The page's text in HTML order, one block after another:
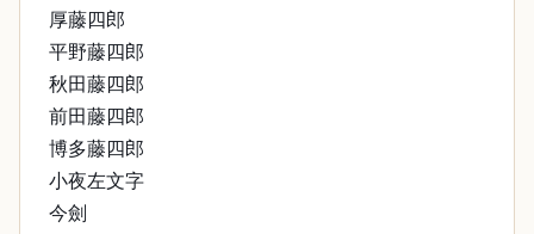
厚藤四郎
平野藤四郎
秋田藤四郎
前田藤四郎
博多藤四郎
小夜左文字
今劍